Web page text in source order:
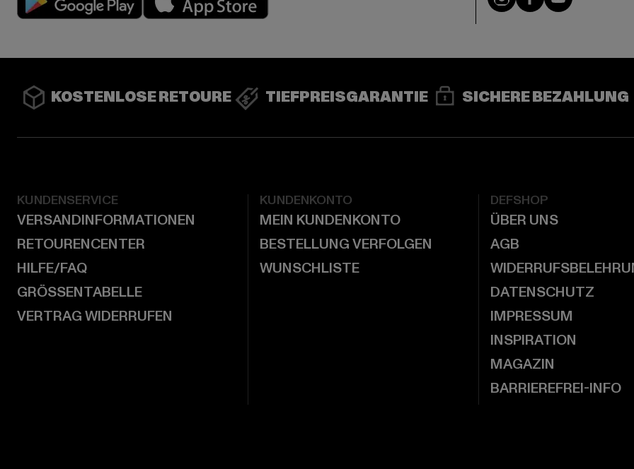
KOSTENLOSE RETOURE TIEFPREISGARANTIE SICHERE BEZAHLUNG
KUNDENSERVICE
VERSANDINFORMATIONEN
RETOURENCENTER
HILFE/FAQ
GRÖSSENTABELLE
VERTRAG WIDERRUFEN
KUNDENKONTO
MEIN KUNDENKONTO
BESTELLUNG VERFOLGEN
WUNSCHLISTE
DEFSHOP
ÜBER UNS
AGB
DATENSCHUTZ
IMPRESSUM
INSPIRATION
MAGAZIN
BARRIEREFREI-INFO